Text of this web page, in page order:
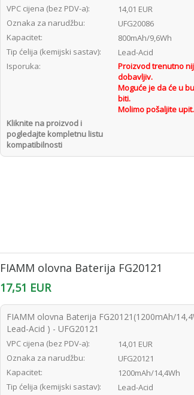
VPC cijena (bez PDV-a):
14,01 EUR
Oznaka za narudžbu:
UFG20086
Kapacitet:
800mAh/9,6Wh
Tip ćelija (kemijski sastav):
Lead-Acid
Isporuka:
Proizvod trenutno
dobavljiv.
Moguće je da će u
biti.
Molimo pošaljite upit.
Kliknite na proizvod i
pogledajte kompletnu listu
kompatibilnosti
FIAMM olovna Baterija FG20121
17,51 EUR
FIAMM olovna Baterija FG20121(1200mAh/
Lead-Acid ) - UFG20121
VPC cijena (bez PDV-a):
14,01 EUR
Oznaka za narudžbu:
UFG20121
Kapacitet:
1200mAh/14,4Wh
Tip ćelija (kemijski sastav):
Lead-Acid